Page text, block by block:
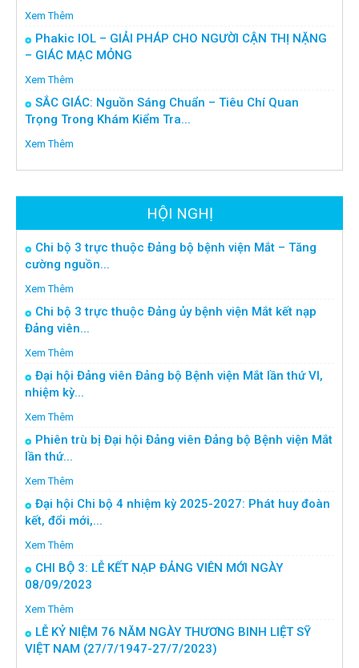
Xem Thêm
Phakic IOL – GIẢI PHÁP CHO NGƯỜI CẬN THỊ NẶNG
– GIÁC MẠC MỎNG
Xem Thêm
SẮC GIÁC: Nguồn Sáng Chuẩn – Tiêu Chí Quan
Trọng Trong Khám Kiểm Tra...
Xem Thêm
HỘI NGHỊ
Chi bộ 3 trực thuộc Đảng bộ bệnh viện Mắt – Tăng
cường nguồn...
Xem Thêm
Chi bộ 3 trực thuộc Đảng ủy bệnh viện Mắt kết nạp
Đảng viên...
Xem Thêm
Đại hội Đảng viên Đảng bộ Bệnh viện Mắt lần thứ VI,
nhiệm kỳ...
Xem Thêm
Phiên trù bị Đại hội Đảng viên Đảng bộ Bệnh viện Mắt
lần thứ...
Xem Thêm
Đại hội Chi bộ 4 nhiệm kỳ 2025-2027: Phát huy đoàn
kết, đổi mới,...
Xem Thêm
CHI BỘ 3: LỄ KẾT NẠP ĐẢNG VIÊN MỚI NGÀY
08/09/2023
Xem Thêm
LỄ KỶ NIỆM 76 NĂM NGÀY THƯƠNG BINH LIỆT SỸ
VIỆT NAM (27/7/1947-27/7/2023)